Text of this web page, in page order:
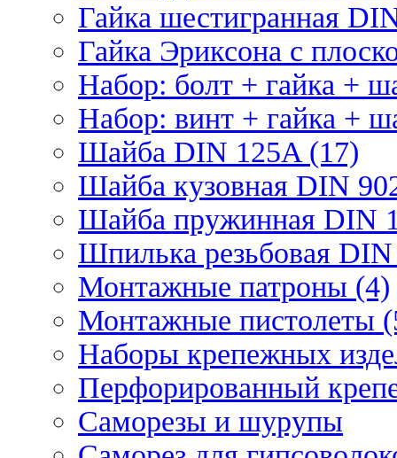
Гайка шестигранная
Гайка Эриксона с
Набор: болт + гайка +
Набор: винт + гайка +
Шайба DIN 125A (17)
Шайба кузовная DIN
Шайба пружинная DIN
Шпилька резьбовая
Монтажные патроны (4)
Монтажные пистолеты
Наборы крепежных
Перфорированный
Саморезы и шурупы